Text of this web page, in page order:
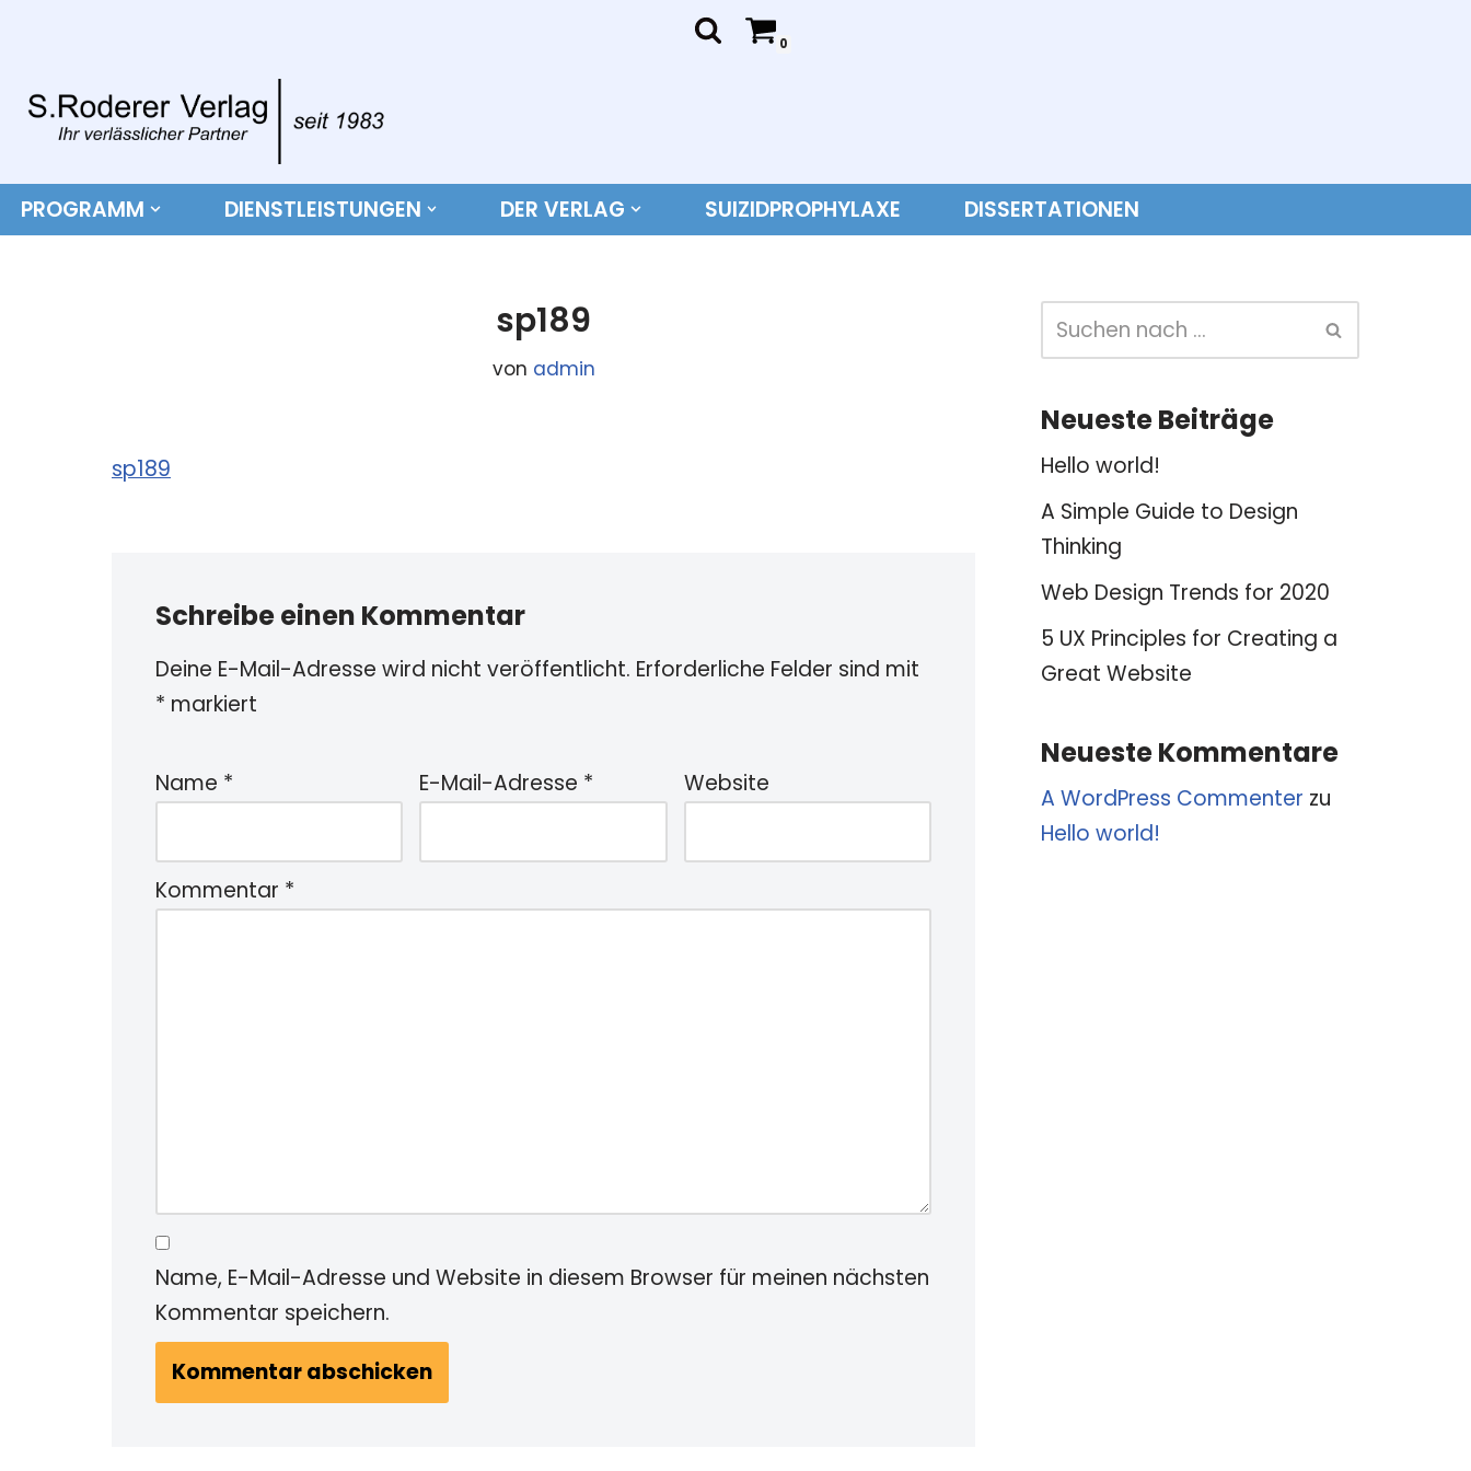
Inhalt
springen
0
PROGRAMM DIENSTLEISTUNGEN DER VERLAG SUIZIDPROPHYLAXE DISSERTATIONEN
sp189
von admin
sp189
Schreibe einen Kommentar
Deine E-Mail-Adresse wird nicht veröffentlicht. Erforderliche Felder sind mit
* markiert
Name * E-Mail-Adresse * Website
Kommentar *
Name, E-Mail-Adresse und Website in diesem Browser für meinen nächsten
Kommentar speichern.
Neueste Beiträge
Hello world!
A Simple Guide to Design
Thinking
Web Design Trends for 2020
5 UX Principles for Creating a
Great Website
Neueste Kommentare
A WordPress Commenter zu
Hello world!